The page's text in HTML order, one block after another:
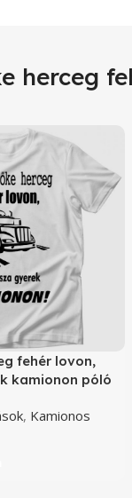
herceg
fehér lovon,
kamionon póló
, Kamionos